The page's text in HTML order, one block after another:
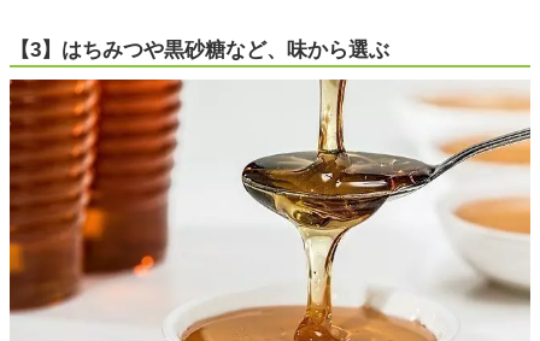
【3】はちみつや黒砂糖など、味から選ぶ